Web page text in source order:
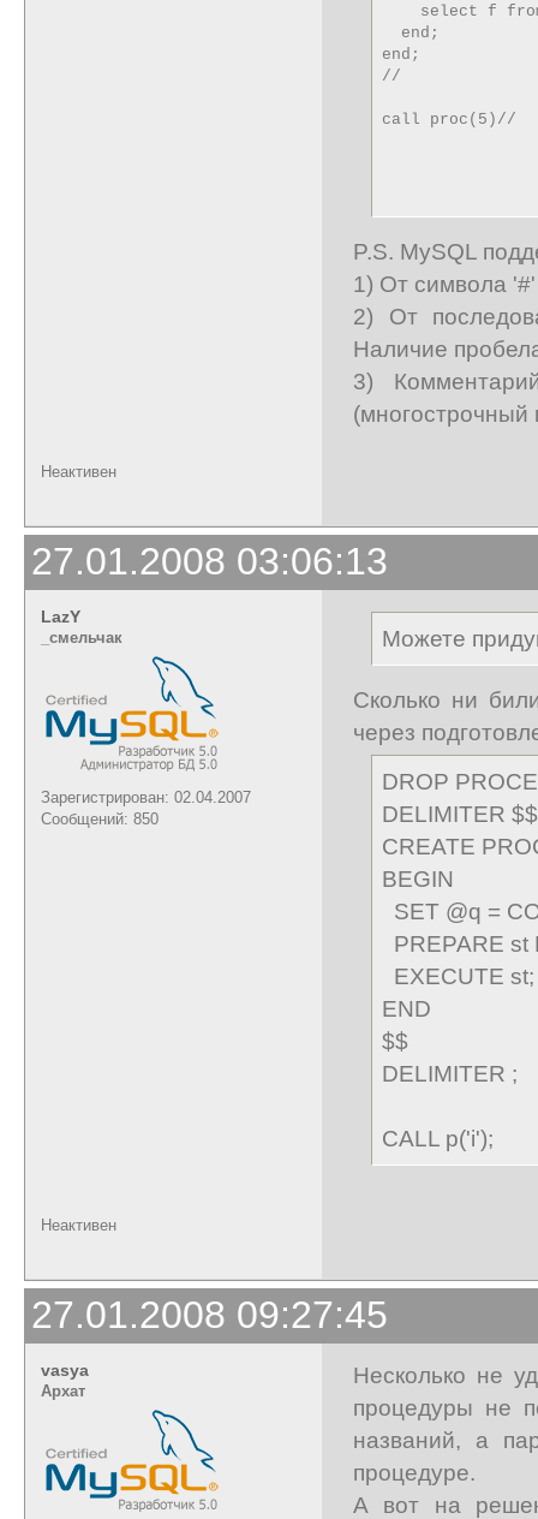
select f
  end;
end;
//
call proc(5)//
P.S. MySQL
1) От символа
2) От
Наличие
3)
(многострочный
Неактивен
27.01.2008 03:06:13
LazY
_cмельчак
Зарегистрирован: 02.04.2007
Сообщений: 850
Можете
Сколько ни
через
DROP
DELIMITER $$
CREATE
BEGIN
SET @q =
PREPARE st
EXECUTE st;
END
$$
DELIMITER ;
CALL p('i');
Неактивен
27.01.2008 09:27:45
vasya
Архат
Несколько не
процедуры не
названий, а
процедуре.
А вот на